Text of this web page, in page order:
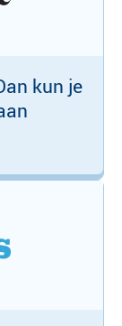
kun je